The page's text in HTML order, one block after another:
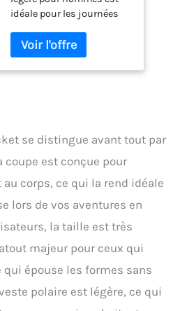
Respirante,
résistante au vent
Homme Black FR: S
(Taille Fabricant: S)
idéale pour les journées
la randonnée et le vélo; de
plus elle est parfaite
comme veste de mi-
cette veste de randonnée
chaude vous isole du froid
grande liberté de
mouvement Le matériau à
séchage rapide permet
d'évacuer rapidement
l'humidité du corps, ce qui
rend cette veste agréable à
porter sans transpirer
se distingue avant tout par
coupe est conçue pour
corps, ce qui la rend idéale
lors de vos aventures en
la taille est très
majeur pour ceux qui
épouse les formes sans
polaire est légère, ce qui